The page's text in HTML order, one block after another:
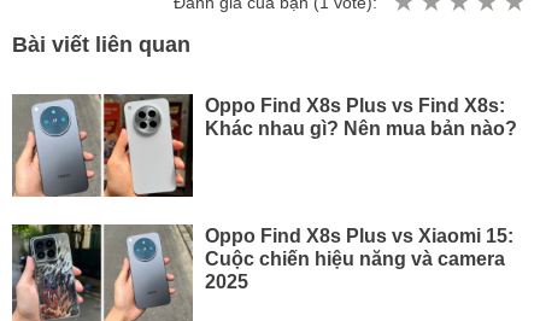
Bài viết liên quan
Oppo Find X8s Plus vs Find X8s:
Khác nhau gì? Nên mua bản nào?
Oppo Find X8s Plus vs Xiaomi 15:
Cuộc chiến hiệu năng và camera
2025